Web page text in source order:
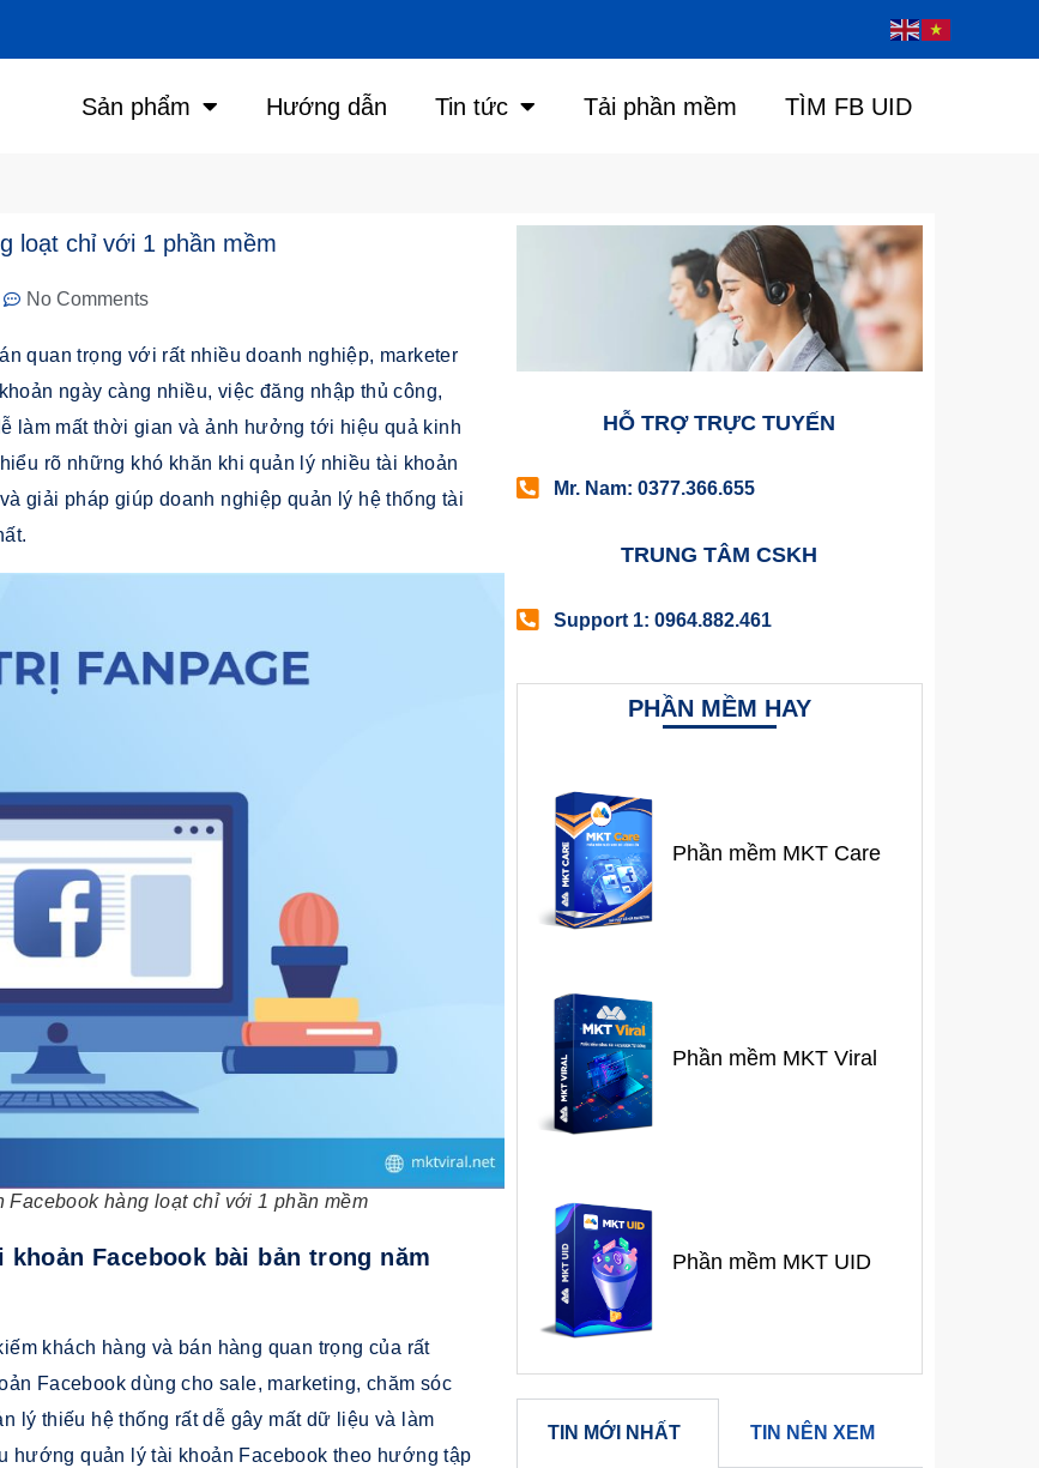
Sản phẩm Hướng dẫn Tin tức Tải phần mềm TÌM FB UID
loạt chỉ với 1 phần mềm
No Comments
quan trọng với rất nhiều doanh nghiệp, marketer
ngày càng nhiều, việc đăng nhập thủ công,
làm mất thời gian và ảnh hưởng tới hiệu quả kinh
rõ những khó khăn khi quản lý nhiều tài khoản
giải pháp giúp doanh nghiệp quản lý hệ thống tài
Facebook hàng loạt chỉ với 1 phần mềm
Facebook bài bản trong năm
khách hàng và bán hàng quan trọng của rất
Facebook dùng cho sale, marketing, chăm sóc
lý thiếu hệ thống rất dễ gây mất dữ liệu và làm
hướng quản lý tài khoản Facebook theo hướng tập
HỖ TRỢ TRỰC TUYẾN
Mr. Nam: 0377.366.655
TRUNG TÂM CSKH
Support 1: 0964.882.461
PHẦN MỀM HAY
Phần mềm MKT Care
Phần mềm MKT Viral
Phần mềm MKT UID
TIN MỚI NHẤT TIN NÊN XEM